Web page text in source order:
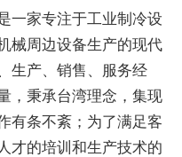
一家专注于工业制冷设
械周边设备生产的现代
生产、销售、服务经
，秉承台湾理念，集现
有条不紊；为了满足客
才的培训和生产技术的